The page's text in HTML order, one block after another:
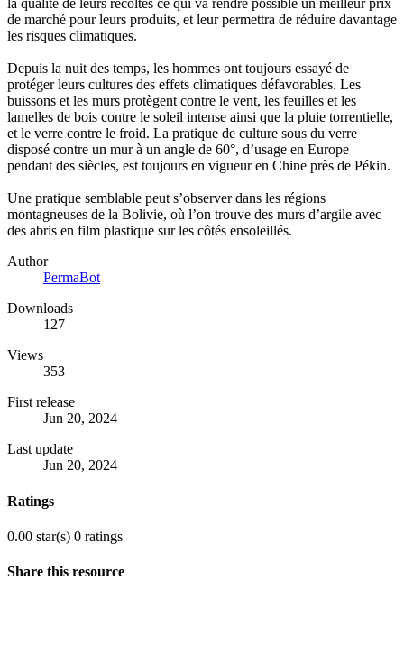
la qualité de leurs récoltes ce qui va rendre possible un meilleur prix
de marché pour leurs produits, et leur permettra de réduire davantage
les risques climatiques.
Depuis la nuit des temps, les hommes ont toujours essayé de
protéger leurs cultures des effets climatiques défavorables. Les
buissons et les murs protègent contre le vent, les feuilles et les
lamelles de bois contre le soleil intense ainsi que la pluie torrentielle,
et le verre contre le froid. La pratique de culture sous du verre
disposé contre un mur à un angle de 60°, d’usage en Europe
pendant des siècles, est toujours en vigueur en Chine près de Pékin.
Une pratique semblable peut s’observer dans les régions
montagneuses de la Bolivie, où l’on trouve des murs d’argile avec
des abris en film plastique sur les côtés ensoleillés.
Author
PermaBot
Downloads
127
Views
353
First release
Jun 20, 2024
Last update
Jun 20, 2024
Ratings
0.00 star(s) 0 ratings
Share this resource